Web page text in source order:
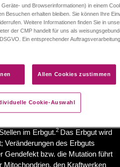
schweren Einschränkung des
Entstehungen
im Erbgut.2Das Erbgut wird
Veränderungen des Erbguts
Gendefekt bzw. die Mutation führt
Mitochondrien, den Kraftwerken
und Browserinformationen) in einem
Besuchen erhalten bleiben. Sie können Ihre
Weitere Informationen finden Sie in
der CMP handelt für uns als
Ein entsprechender
Allen Cookies zustimmen
Cookie-Auswahl